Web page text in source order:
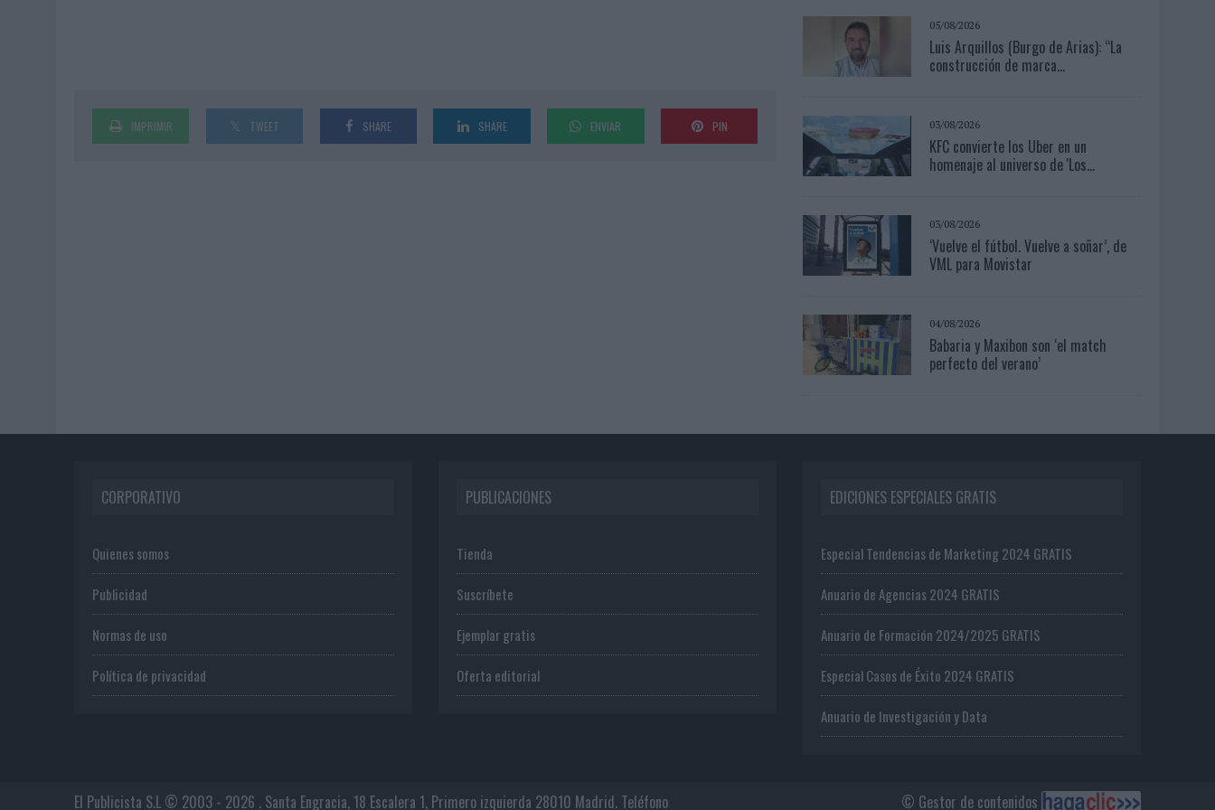
IMPRIMIR TWEET SHARE SHARE ENVIAR PIN
05/08/2026
Luis Arquillos (Burgo de Arias): “La
construcción de marca...
03/08/2026
KFC convierte los Uber en un
homenaje al universo de 'Los...
03/08/2026
‘Vuelve el fútbol. Vuelve a soñar’, de
VML para Movistar
04/08/2026
Babaria y Maxibon son ‘el match
perfecto del verano’
CORPORATIVO
Quienes somos
Publicidad
Normas de uso
Política de privacidad
PUBLICACIONES
Tienda
Suscríbete
Ejemplar gratis
Oferta editorial
EDICIONES ESPECIALES GRATIS
Especial Tendencias de Marketing 2024 GRATIS
Anuario de Agencias 2024 GRATIS
Anuario de Formación 2024/2025 GRATIS
Especial Casos de Éxito 2024 GRATIS
Anuario de Investigación y Data
© Gestor de contenidos
El Publicista S.L © 2003 - 2026 . Santa Engracia, 18 Escalera 1, Primero izquierda 28010 Madrid. Teléfono